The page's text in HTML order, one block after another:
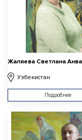
Жаляева Светлана
Узбекистан
Подробнее